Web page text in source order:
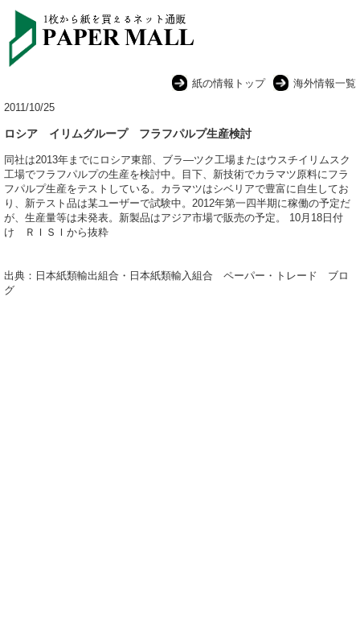
紙の情報トップ
海外情報一覧
2011/10/25
ロシア イリムグループ フラフパルプ生産検討
同社は2013年までにロシア東部、ブラ―ツク工場またはウスチイリムスク
工場でフラフパルプの生産を検討中。目下、新技術でカラマツ原料にフラ
フパルプ生産をテストしている。カラマツはシベリアで豊富に自生してお
り、新テスト品は某ユーザーで試験中。2012年第一四半期に稼働の予定だ
が、生産量等は未発表。新製品はアジア市場で販売の予定。 10月18日付
け ＲＩＳＩから抜粋
出典：日本紙類輸出組合・日本紙類輸入組合 ペーパー・トレード ブロ
グ